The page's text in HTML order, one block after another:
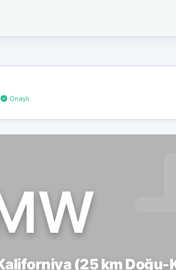
Onaylı
(25 km
bağlantınız